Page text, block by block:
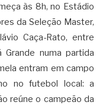
às 8h, no Estádio
da Seleção Master,
Caça-Rato, entre
numa partida
entram em campo
no futebol local: a
reúne o campeão da